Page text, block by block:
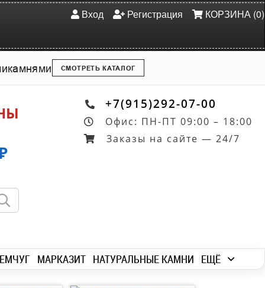
Вход Регистрация КОРЗИНА (0)
камнями СМОТРЕТЬ КАТАЛОГ
+7(915)292-07-00
Офис: ПН-ПТ 09:00 – 18:00
Заказы на сайте — 24/7
МАРКАЗИТ НАТУРАЛЬНЫЕ КАМНИ ЕЩЁ